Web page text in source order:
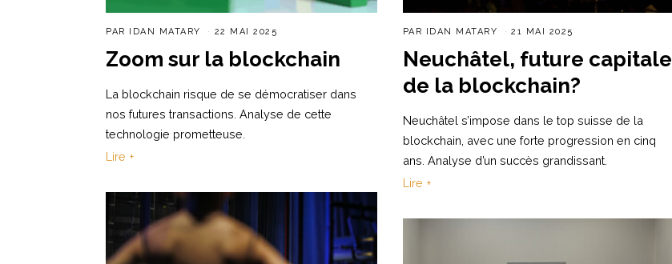
PAR IDAN MATARY 22 MAI 2025
Zoom sur la blockchain
La blockchain risque de se démocratiser dans
nos futures transactions. Analyse de cette
technologie prometteuse.
Lire +
PAR IDAN MATARY 21 MAI 2025
Neuchâtel, future capitale
de la blockchain?
Neuchâtel s’impose dans le top suisse de la
blockchain, avec une forte progression en cinq
ans. Analyse d’un succès grandissant.
Lire +